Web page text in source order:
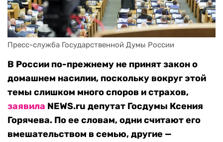
Пресс-служба Государственной Думы России
В России по-прежнему не принят закон о
домашнем насилии, поскольку вокруг этой
темы слишком много споров и страхов,
заявила NEWS.ru депутат Госдумы Ксения
Горячева. По ее словам, одни считают его
вмешательством в семью, другие —